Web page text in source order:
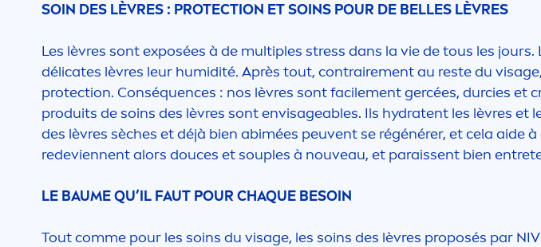
SOIN DES LÈVRES : PROTECTION ET SOINS POUR DE BELLES LÈVRES
Les lèvres sont exposées à de multiples stress dans la vie de tous les
délicates lèvres leur humidité. Après tout, contrairement au reste du
protection. Conséquences : nos lèvres sont facilement gercées, durcies et
produits de soins des lèvres sont envisageables. Ils hydratent les lèvres et
des lèvres sèches et déjà bien abimées peuvent se régénérer, et cela aide
redeviennent alors douces et souples à nouveau, et paraissent bien
LE BAUME QU’IL FAUT POUR CHAQUE BESOIN
Tout comme pour les soins du visage, les soins des lèvres proposés par